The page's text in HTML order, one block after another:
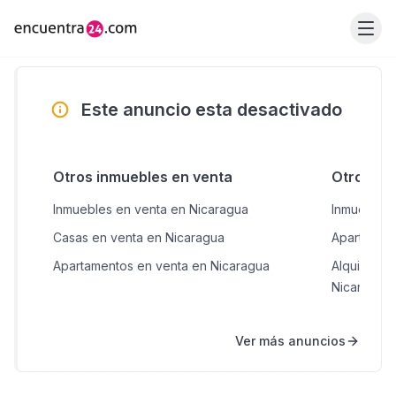
Este anuncio esta desactivado
Otros inmuebles en venta
Inmuebles en venta en Nicaragua
Casas en venta en Nicaragua
Apartamentos en venta en Nicaragua
Otros
Inmuebles
Alquileres
Nicaragua
Ver más anuncios